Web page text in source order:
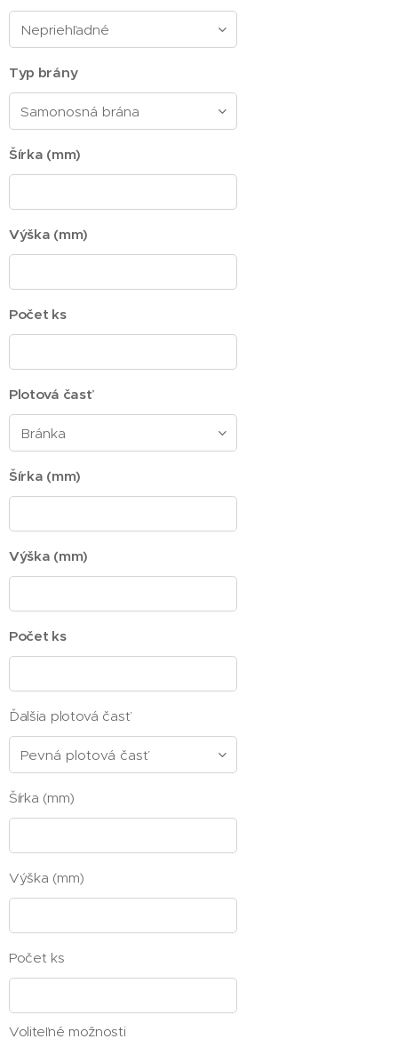
Typ brány
Šírka (mm)
Výška (mm)
Počet ks
Plotová časť
Šírka (mm)
Výška (mm)
Počet ks
Ďalšia plotová časť
Šírka (mm)
Výška (mm)
Počet ks
Voliteľné možnosti